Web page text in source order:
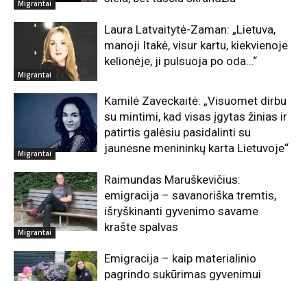
Migrantai
Migrantai
Laura Latvaitytė-Zaman: „Lietuva,
manoji Itakė, visur kartu, kiekvienoje
kelionėje, ji pulsuoja po oda…“
Migrantai
Kamilė Zaveckaitė: „Visuomet dirbu
su mintimi, kad visas įgytas žinias ir
patirtis galėsiu pasidalinti su
jaunesne menininkų karta Lietuvoje“
Migrantai
Raimundas Maruškevičius:
emigracija – savanoriška tremtis,
išryškinanti gyvenimo savame
krašte spalvas
Emigracija – kaip materialinio
pagrindo sukūrimas gyvenimui